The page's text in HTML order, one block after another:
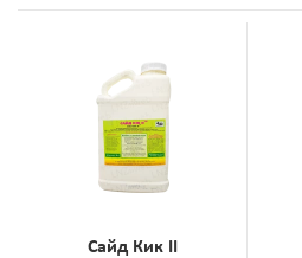
Сайд Кик II